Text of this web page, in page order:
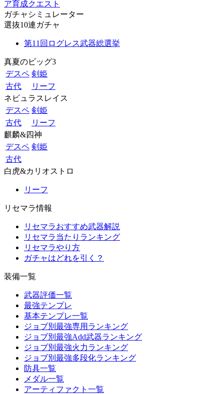
ア育成クエスト
ガチャシミュレーター
選抜10連ガチャ
第11回ログレス武器総選挙
真夏のビッグ3
デスペ 剣姫
古代
リーフ
ネビュラスレイス
デスペ 剣姫
古代
リーフ
麒麟&四神
デスペ 剣姫
古代
白虎&カリオストロ
リーフ
リセマラ情報
リセマラおすすめ武器解説
リセマラ当たりランキング
リセマラやり方
ガチャはどれを引く？
装備一覧
武器評価一覧
最強テンプレ
基本テンプレ一覧
ジョブ別最強専用ランキング
ジョブ別最強Add武器ランキング
ジョブ別最強火力ランキング
ジョブ別最強多段化ランキング
防具一覧
メダル一覧
アーティファクト一覧